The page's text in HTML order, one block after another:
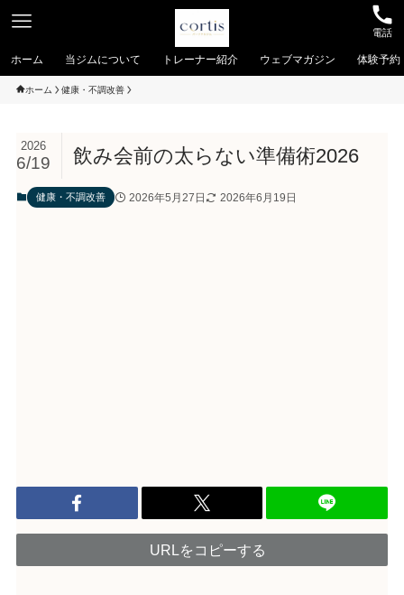
電話
ホーム 当ジムについて トレーナー紹介 ウェブマガジン 体験予約
ホーム 健康・不調改善
飲み会前の太らない準備術2026
2026
6/19
健康・不調改善 2026年5月27日 2026年6月19日
URLをコピーする